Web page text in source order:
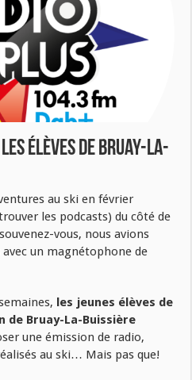
élèves de Bruay-La-
au ski en février
les podcasts) du côté de
vous, nous avions
un magnétophone de
les jeunes élèves de
de Bruay-La-Buissière
une émission de radio,
au ski… Mais pas que!